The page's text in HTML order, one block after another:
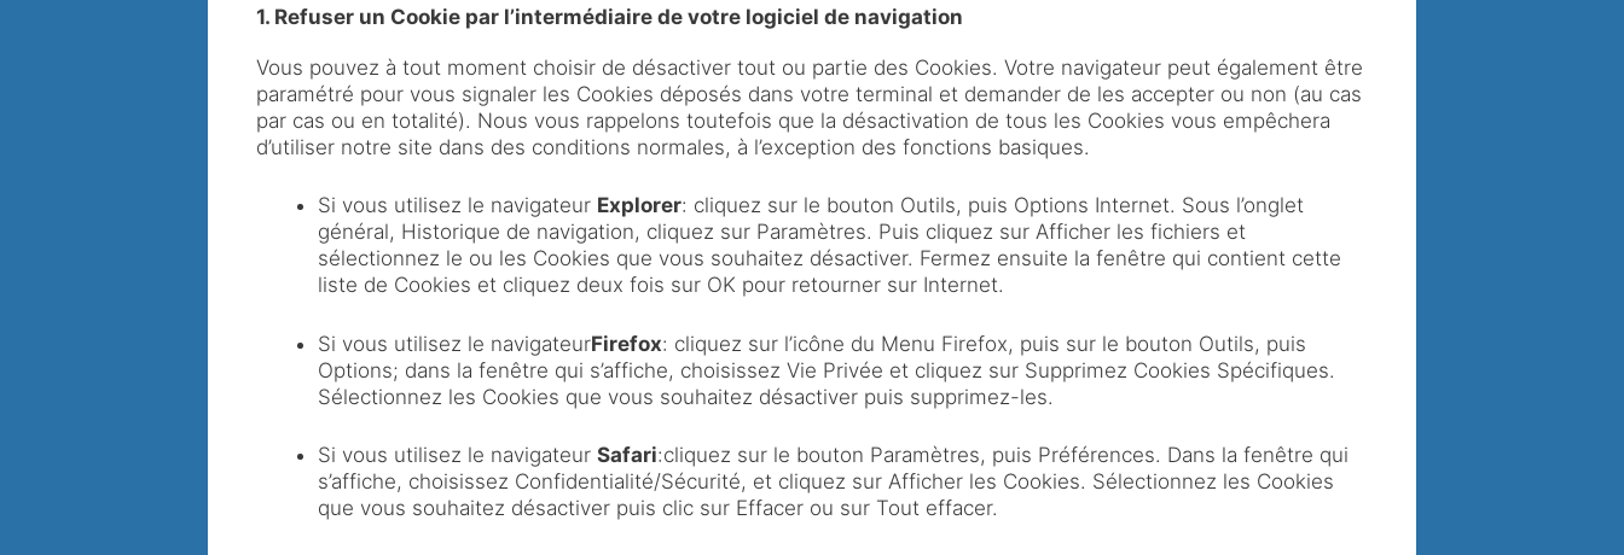
1. Refuser un Cookie par l’intermédiaire de votre logiciel de navigation
Vous pouvez à tout moment choisir de désactiver tout ou partie des Cookies. Votre navigateur peut également être
paramétré pour vous signaler les Cookies déposés dans votre terminal et demander de les accepter ou non (au cas
par cas ou en totalité). Nous vous rappelons toutefois que la désactivation de tous les Cookies vous empêchera
d’utiliser notre site dans des conditions normales, à l’exception des fonctions basiques.
Si vous utilisez le navigateur Explorer: cliquez sur le bouton Outils, puis Options Internet. Sous l’onglet
général, Historique de navigation, cliquez sur Paramètres. Puis cliquez sur Afficher les fichiers et
sélectionnez le ou les Cookies que vous souhaitez désactiver. Fermez ensuite la fenêtre qui contient cette
liste de Cookies et cliquez deux fois sur OK pour retourner sur Internet.
Si vous utilisez le navigateurFirefox: cliquez sur l’icône du Menu Firefox, puis sur le bouton Outils, puis
Options; dans la fenêtre qui s’affiche, choisissez Vie Privée et cliquez sur Supprimez Cookies Spécifiques.
Sélectionnez les Cookies que vous souhaitez désactiver puis supprimez-les.
Si vous utilisez le navigateur Safari:cliquez sur le bouton Paramètres, puis Préférences. Dans la fenêtre qui
s’affiche, choisissez Confidentialité/Sécurité, et cliquez sur Afficher les Cookies. Sélectionnez les Cookies
que vous souhaitez désactiver puis clic sur Effacer ou sur Tout effacer.